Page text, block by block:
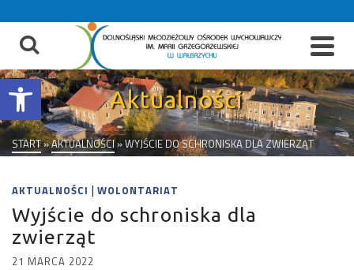
Otwórz pasek narzędzi
treści
Aktualności
START»AKTUALNOŚCI»WYJŚCIE DO SCHRONISKA DLA ZWIERZĄT
AKTUALNOŚCI | WOLONTARIAT
Wyjście do schroniska dla
zwierząt
21 MARCA 2022